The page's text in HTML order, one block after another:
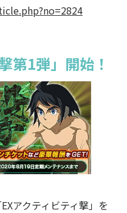
第1弾」開始！
アクティビティ撃」を